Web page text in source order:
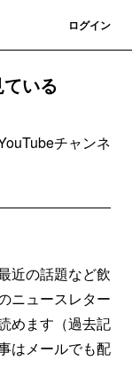
ログイン
いる
チャンネ
近の話題など飲
ニュースレター
めます（過去記
はメールでも配